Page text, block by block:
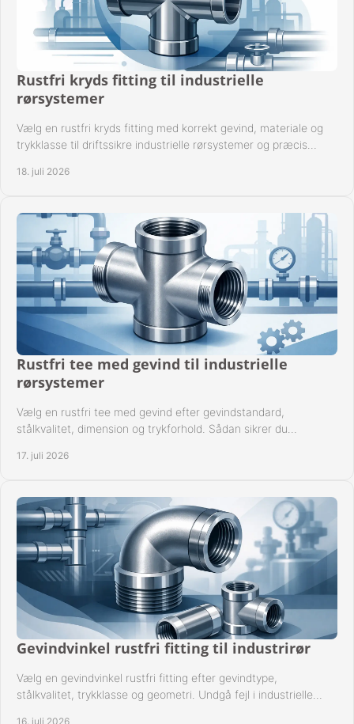
Rustfri kryds fitting til industrielle
rørsystemer
Vælg en rustfri kryds fitting med korrekt gevind, materiale og
trykklasse til driftssikre industrielle rørsystemer og præcis
18. juli 2026
Rustfri tee med gevind til industrielle
rørsystemer
Vælg en rustfri tee med gevind efter gevindstandard,
stålkvalitet, dimension og trykforhold. Sådan sikrer du
17. juli 2026
Gevindvinkel rustfri fitting til industrirør
Vælg en gevindvinkel rustfri fitting efter gevindtype,
stålkvalitet, trykklasse og geometri. Undgå fejl i industrielle
16. juli 2026